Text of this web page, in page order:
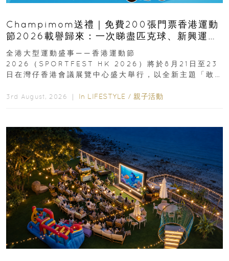
Champimom送禮｜免費200張門票香港運動
節2026載譽歸來：一次睇盡匹克球、新興運
動、街舞比賽＋逾百運動品牌展覽
全港大型運動盛事——香港運動節
2026（SPORTFEST HK 2026）將於8月21日至23
日在灣仔香港會議展覽中心盛大舉行，以全新主題「敢
3rd August, 2026 ｜ In LIFESTYLE / 親子活動